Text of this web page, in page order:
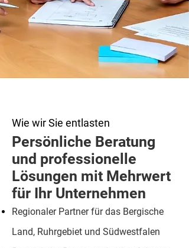
Wie wir Sie entlasten
Persönliche Beratung
und professionelle
Lösungen mit Mehrwert
für Ihr Unternehmen
Regionaler Partner für das Bergische
Land, Ruhrgebiet und Südwestfalen